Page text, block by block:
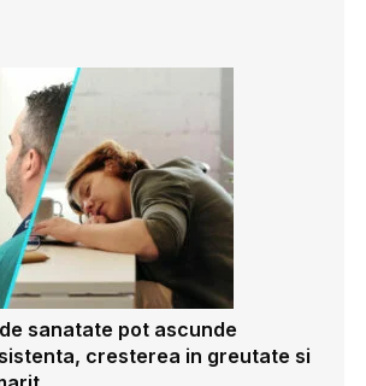
sanatate pot ascunde
cresterea in greutate si